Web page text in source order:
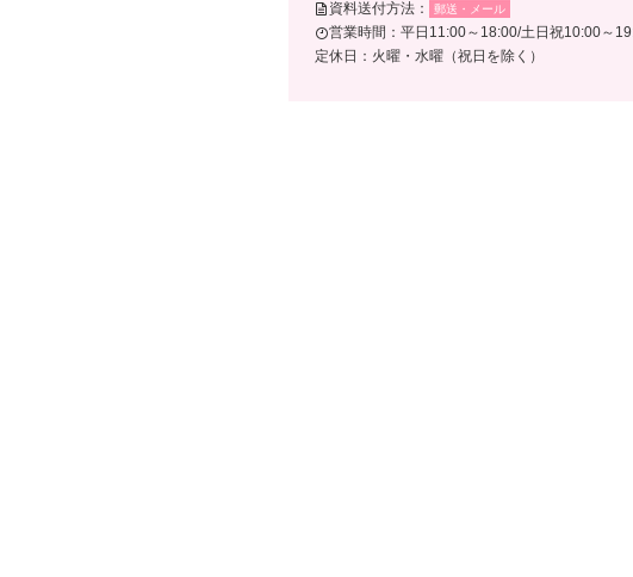
資料送付方法： 郵送・メール
営業時間：平日11:00～18:00/土日祝10:00～
定休日：火曜・水曜（祝日を除く）